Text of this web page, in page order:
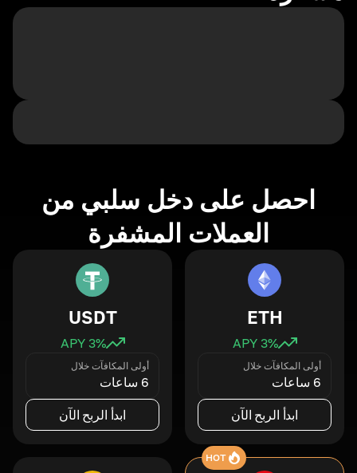
احصل على دخل سلبي من
العملات المشفرة
ETH
3% APY
أولى المكافآت خلال
6 ساعات
ابدأ الربح الآن
USDT
3% APY
أولى المكافآت خلال
6 ساعات
ابدأ الربح الآن
HOT